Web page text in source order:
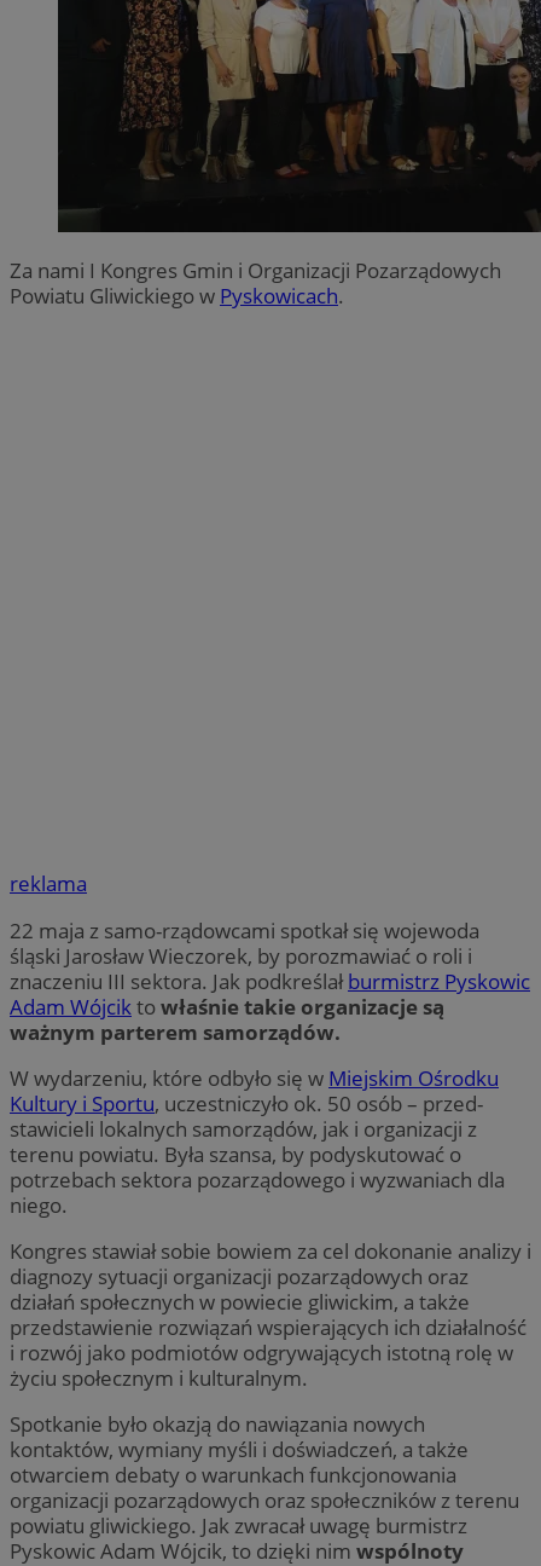
Za nami I Kongres Gmin i Organizacji Pozarządowych
Powiatu Gliwickiego w Pyskowicach.
reklama
22 maja z samo-rządowcami spotkał się wojewoda
śląski Jarosław Wieczorek, by porozmawiać o roli i
znaczeniu III sektora. Jak podkreślałburmistrz Pyskowic
Adam Wójcik towłaśnie takie organizacje są
ważnym parterem samorządów.
W wydarzeniu, które odbyło się w Miejskim Ośrodku
Kultury i Sportu, uczestniczyło ok. 50 osób – przed-
stawicieli lokalnych samorządów, jak i organizacji z
terenu powiatu. Była szansa, by podyskutować o
potrzebach sektora pozarządowego i wyzwaniach dla
niego.
Kongres stawiał sobie bowiem za cel dokonanie analizy i
diagnozy sytuacji organizacji pozarządowych oraz
działań społecznych w powiecie gliwickim, a także
przedstawienie rozwiązań wspierających ich działalność
i rozwój jako podmiotów odgrywających istotną rolę w
życiu społecznym i kulturalnym.
Spotkanie było okazją do nawiązania nowych
kontaktów, wymiany myśli i doświadczeń, a także
otwarciem debaty o warunkach funkcjonowania
organizacji pozarządowych oraz społeczników z terenu
powiatu gliwickiego. Jak zwracał uwagę burmistrz
Pyskowic Adam Wójcik, to dzięki nim wspólnoty